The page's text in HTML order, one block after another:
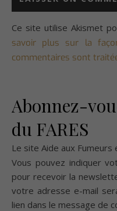
Ce site utilise Akismet
savoir plus sur la
commentaires sont
Abonnez-
du FARES
Le site Aide aux
Vous pouvez indiquer
pour recevoir la
votre adresse e-mail
lien dans le message de